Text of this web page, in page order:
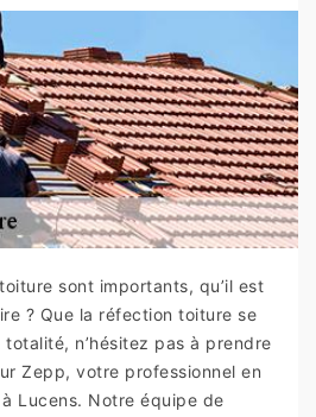
sont importants, qu’il est
? Que la réfection toiture se
n’hésitez pas à prendre
Zepp, votre professionnel en
Lucens. Notre équipe de